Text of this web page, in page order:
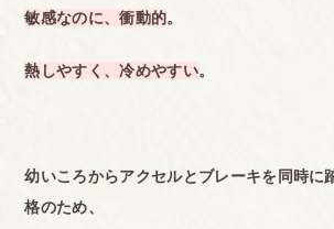
敏感なのに、衝動的。
熱しやすく、冷めやすい。
幼いころからアクセルとブレーキを同時に
格のため、